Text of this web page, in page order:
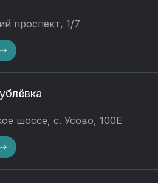
проспект, 1/7
шоссе, с. Усово, 100Е